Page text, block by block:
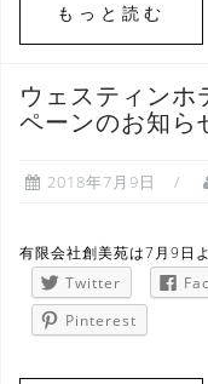
もっと読む
ウェスティンホ
ペーンのお知ら
2018年7月9日
有限会社創美苑は7月9日
Twitter
Pinterest